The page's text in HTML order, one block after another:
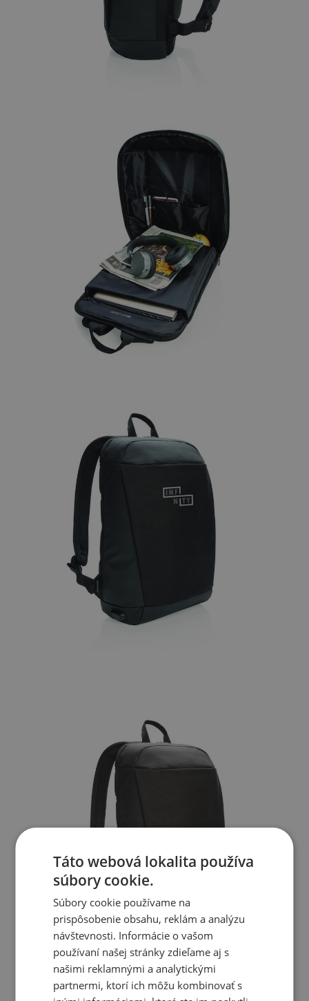
Táto webová lokalita používa
súbory cookie.
Súbory cookie používame na
prispôsobenie obsahu, reklám a analýzu
návštevnosti. Informácie o vašom
používaní našej stránky zdieľame aj s
našimi reklamnými a analytickými
partnermi, ktorí ich môžu kombinovať s